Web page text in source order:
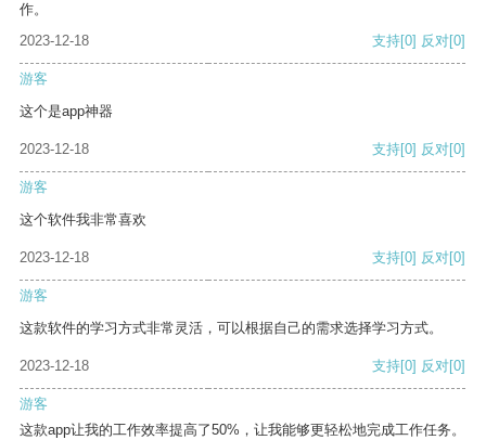
作。
2023-12-18
支持[0] 反对[0]
游客
这个是app神器
2023-12-18 支持[0] 反对[0]
游客
这个软件我非常喜欢
2023-12-18 支持[0] 反对[0]
游客
这款软件的学习方式非常灵活，可以根据自己的需求选择学习方式。
2023-12-18 支持[0] 反对[0]
游客
这款app让我的工作效率提高了50%，让我能够更轻松地完成工作任务。